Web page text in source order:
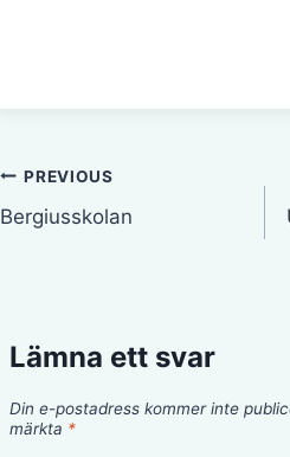
Inläggsnavigering
PREVIOUS
Bergiusskolan
Lämna ett svar
Din e-postadress kommer inte
märkta *